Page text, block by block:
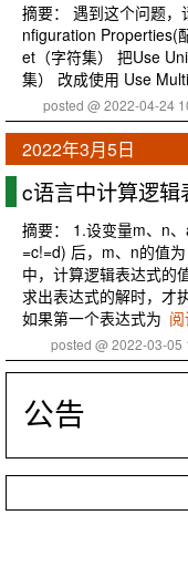
摘要： 遇到这个问题
nfiguration Properties(
et（字符集） 把Use
集） 改成使用 Use Multi
posted @ 2022-04-24
2022年3月5日
c语言中计算逻辑
摘要： 1.设变量m、n
=c!=d) 后，m、n的值
中，计算逻辑表达式的
求出表达式的解时，才
如果第一个表达式为
posted @ 2022-03-05
公告